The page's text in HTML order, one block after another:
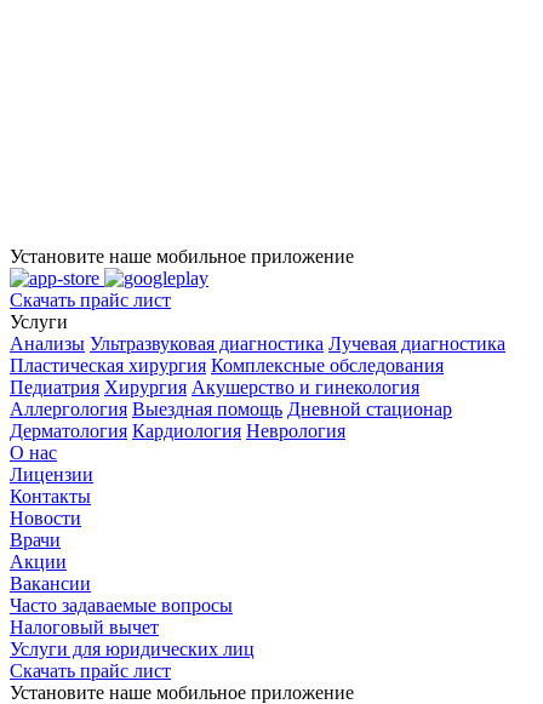
Установите наше мобильное приложение
Скачать прайс лист
Услуги
Анализы Ультразвуковая диагностика Лучевая диагностика
Пластическая хирургия Комплексные обследования
Педиатрия Хирургия Акушерство и гинекология
Аллергология Выездная помощь Дневной стационар
Дерматология Кардиология Неврология
О нас
Лицензии
Контакты
Новости
Врачи
Акции
Вакансии
Часто задаваемые вопросы
Налоговый вычет
Услуги для юридических лиц
Скачать прайс лист
Установите наше мобильное приложение